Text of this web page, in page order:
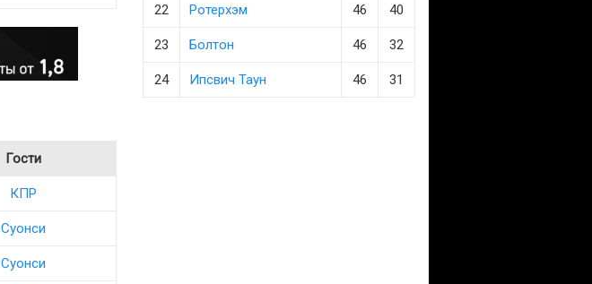
Гости
КПР
Суонси
Суонси
22 Ротерхэм 46 40
23 Болтон 46 32
24 Ипсвич Таун 46 31